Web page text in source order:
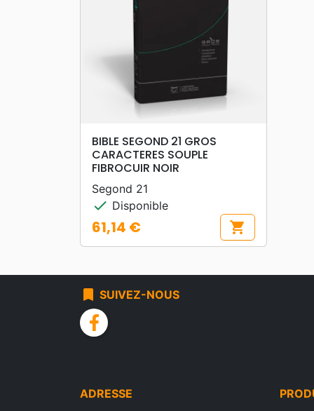
searchAPERÇU RAPIDE
BIBLE SEGOND 21 GROS
CARACTERES SOUPLE
FIBROCUIR NOIR
Segond 21
check Disponible
Prix
61,14 € shopping_cart
bookmark SUIVEZ-NOUS
facebook
ADRESSE